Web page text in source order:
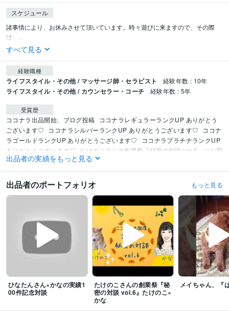
スケジュール
諸事情により、お休みさせて頂いています。時々遊びに来ますので、その際
は、...
すべて見る
経験職種
ライフスタイル・その他 / マッサージ師・セラピスト 経験年数 : 10年
ライフスタイル・その他 / カウンセラー・コーチ 経験年数 : 5年
受賞歴
ココナラ出品開始、ブログ投稿
ココナラレギュラーランクUP ありがとう
ございます♡
ココナラシルバーランクUP ありがとうございます♡
ココナ
ラゴールドランクUP ありがとうございます♡
ココナラプラチナランクUP
ありがとうございます♡ たけのこさんの創業祭『秘密の対談 vol.6』にお邪
魔✨ 販売実績100件達成✨ご相談者さま、出品者さまに感謝♡
資格・検定
公益財団法人関西カウンセリングセンター認定心理カウンセラー
取得年 :
2019年
Adobe Illustrator:20年Adobe Photoshop:5年Excel:10年PowerPoint:3年
SketchUp:3年 AutoCAD:3年
その他ツール
【肯定・傾聴】あなたはあなたのままで大丈夫:20年
【秘密厳守】あなたの秘密厳守します:20年
【共感】あなたの心に寄り添います:10年
【褒める・認める】あなたはあなたのままで素晴らしい:10年
出品者の実績をもっと見る
出品者のポートフォリオ もっと見る
ひなたんさん×かなの実績1
00件記念対談
たけのこさんの創業祭『秘
密の対談 vol.6』たけのこ×
かな
メイちゃん、『